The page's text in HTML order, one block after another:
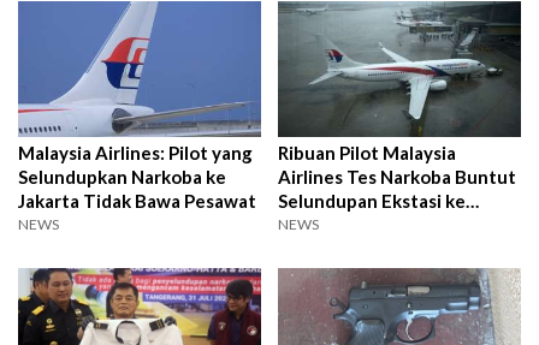
Malaysia Airlines: Pilot yang
Selundupkan Narkoba ke
Jakarta Tidak Bawa Pesawat
NEWS
Ribuan Pilot Malaysia
Airlines Tes Narkoba Buntut
Selundupan Ekstasi ke
Bandara Soetta
NEWS